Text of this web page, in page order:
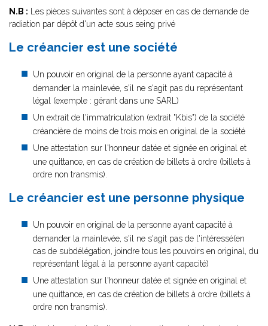
N.B : Les pièces suivantes sont à déposer en cas de demande de
radiation par dépôt d'un acte sous seing privé
Le créancier est une société
Un pouvoir en original de la personne ayant capacité à
demander la mainlevée, s'il ne s'agit pas du représentant
légal (exemple : gérant dans une SARL)
Un extrait de l'immatriculation (extrait "Kbis") de la société
créancière de moins de trois mois en original de la société
Une attestation sur l'honneur datée et signée en original et
une quittance, en cas de création de billets à ordre (billets à
ordre non transmis).
Le créancier est une personne physique
Un pouvoir en original de la personne ayant capacité à
demander la mainlevée, s'il ne s'agit pas de l'intéressé(en
cas de subdélégation, joindre tous les pouvoirs en original, du
représentant légal à la personne ayant capacité)
Une attestation sur l'honneur datée et signée en original et
une quittance, en cas de création de billets à ordre (billets à
ordre non transmis).